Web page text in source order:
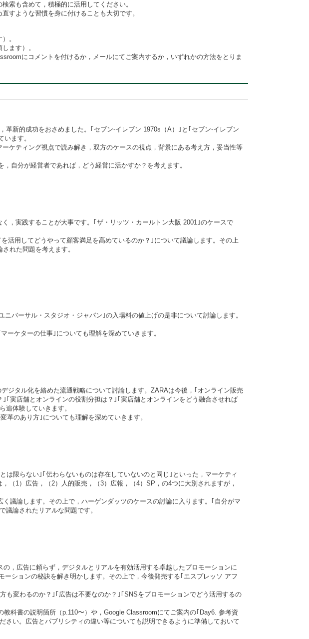
索も含めて，積極的に活用してください。
すような習慣を身に付けることも大切です。
。
ます）。
にコメントを付けるか，メールにてご案内するか，いずれかの方法をとりま
革新的成功をおさめました。｢セブン-イレブン 1970s（A）｣と｢セブン-イレブン
ます。
ケティング視点で読み解き，双方のケースの視点，背景にある考え方，妥当性等
自分が経営者であれば，どう経営に活かすか？を考えます。
，実践することが大事です。｢ザ・リッツ・カールトン大阪 2001｣のケースで
活用してどうやって顧客満足を高めているのか？｣について議論します。その上
れた問題を考えます。
バーサル・スタジオ・ジャパン｣の入場料の値上げの是非について討論します。
ーケターの仕事｣についても理解を深めていきます。
ジタル化を絡めた流通戦略について討論します。ZARAは今後，｢オンライン販売
実店舗とオンラインの役割分担は？｣｢実店舗とオンラインをどう融合させれば
追体験していきます。
革のあり方｣についても理解を深めていきます。
は限らない｣｢伝わらないものは存在していないのと同じ｣といった，マーケティ
（1）広告，（2）人的販売，（3）広報，（4）SP，の4つに大別されますが，
議論します。その上で，ハーゲンダッツのケースの討論に入ります。｢自分がマ
議論されたリアルな問題です。
，広告に頼らず，デジタルとリアルを有効活用する卓越したプロモーションに
ションの秘訣を解き明かします。その上で，今後発売する｢エスプレッソ アフ
も変わるのか？｣｢広告は不要なのか？｣｢SNSをプロモーションでどう活用するの
科書の説明箇所（p.110〜）や，Google Classroomにてご案内の｢Day6. 参考資
い。広告とパブリシティの違い等についても説明できるように準備しておいて